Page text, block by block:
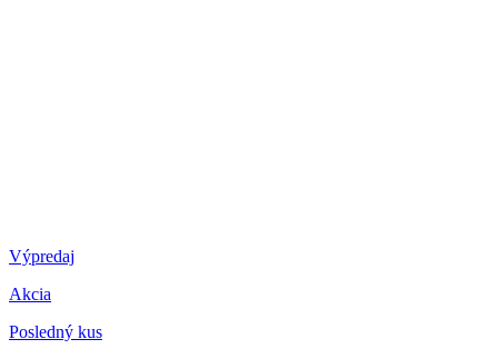
Výpredaj
Akcia
Posledný kus